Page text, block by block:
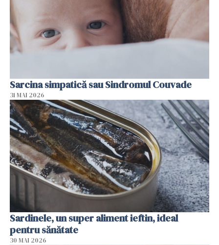
Sarcina simpatică sau Sindromul Couvade
31 MAI 2026
Sardinele, un super aliment ieftin, ideal
pentru sănătate
30 MAI 2026